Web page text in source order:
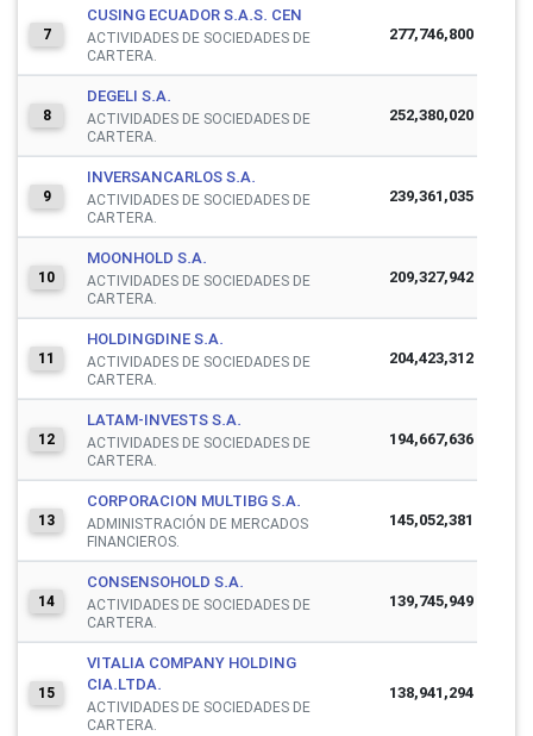
7
CUSING ECUADOR S.A.S. CEN
ACTIVIDADES DE SOCIEDADES DE
CARTERA.
277,746,800
8
DEGELI S.A.
ACTIVIDADES DE SOCIEDADES DE
CARTERA.
252,380,020
9
INVERSANCARLOS S.A.
ACTIVIDADES DE SOCIEDADES DE
CARTERA.
239,361,035
10
MOONHOLD S.A.
ACTIVIDADES DE SOCIEDADES DE
CARTERA.
209,327,942
11
HOLDINGDINE S.A.
ACTIVIDADES DE SOCIEDADES DE
CARTERA.
204,423,312
12
LATAM-INVESTS S.A.
ACTIVIDADES DE SOCIEDADES DE
CARTERA.
194,667,636
13
CORPORACION MULTIBG S.A.
ADMINISTRACIÓN DE MERCADOS
FINANCIEROS.
145,052,381
14
CONSENSOHOLD S.A.
ACTIVIDADES DE SOCIEDADES DE
CARTERA.
139,745,949
15
VITALIA COMPANY HOLDING
CIA.LTDA.
ACTIVIDADES DE SOCIEDADES DE
CARTERA.
138,941,294